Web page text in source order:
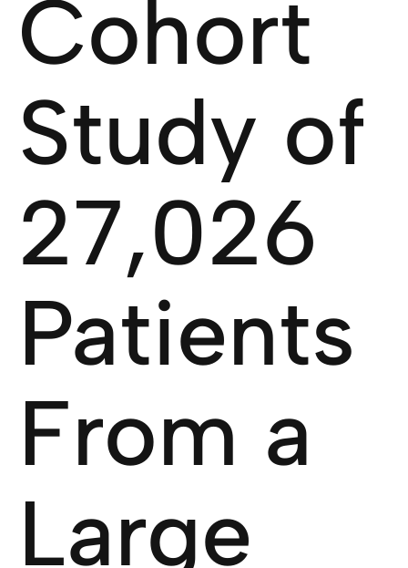
Cohort
Study of
27,026
Patients
From a
Large